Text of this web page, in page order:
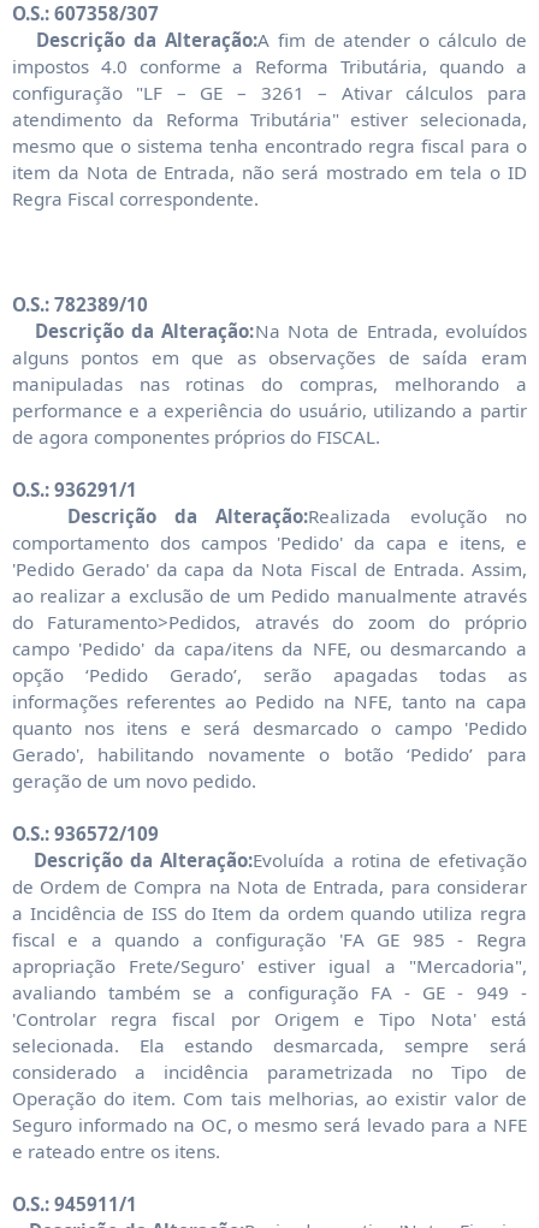
O.S.: 607358/307
Descrição da Alteração:A fim de atender o cálculo de
impostos 4.0 conforme a Reforma Tributária, quando a
configuração "LF – GE – 3261 – Ativar cálculos para
atendimento da Reforma Tributária" estiver selecionada,
mesmo que o sistema tenha encontrado regra fiscal para o
item da Nota de Entrada, não será mostrado em tela o ID
Regra Fiscal correspondente.
O.S.: 782389/10
Descrição da Alteração:Na Nota de Entrada, evoluídos
alguns pontos em que as observações de saída eram
manipuladas nas rotinas do compras, melhorando a
performance e a experiência do usuário, utilizando a partir
de agora componentes próprios do FISCAL.
O.S.: 936291/1
Descrição da Alteração:Realizada evolução no
comportamento dos campos 'Pedido' da capa e itens, e
'Pedido Gerado' da capa da Nota Fiscal de Entrada. Assim,
ao realizar a exclusão de um Pedido manualmente através
do Faturamento>Pedidos, através do zoom do próprio
campo 'Pedido' da capa/itens da NFE, ou desmarcando a
opção ‘Pedido Gerado’, serão apagadas todas as
informações referentes ao Pedido na NFE, tanto na capa
quanto nos itens e será desmarcado o campo 'Pedido
Gerado', habilitando novamente o botão ‘Pedido’ para
geração de um novo pedido.
O.S.: 936572/109
Descrição da Alteração:Evoluída a rotina de efetivação
de Ordem de Compra na Nota de Entrada, para considerar
a Incidência de ISS do Item da ordem quando utiliza regra
fiscal e a quando a configuração 'FA GE 985 - Regra
apropriação Frete/Seguro' estiver igual a "Mercadoria",
avaliando também se a configuração FA - GE - 949 -
'Controlar regra fiscal por Origem e Tipo Nota' está
selecionada. Ela estando desmarcada, sempre será
considerado a incidência parametrizada no Tipo de
Operação do item. Com tais melhorias, ao existir valor de
Seguro informado na OC, o mesmo será levado para a NFE
e rateado entre os itens.
O.S.: 945911/1